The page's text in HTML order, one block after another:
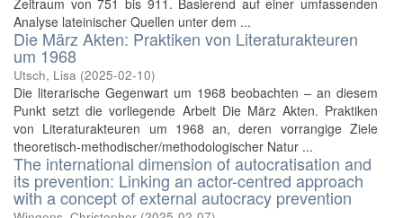
Zeitraum von 751 bis 911. Basierend auf einer umfassenden
Analyse lateinischer Quellen unter dem ...
Die März Akten: Praktiken von Literaturakteuren
um 1968
Utsch, Lisa (2025-02-10)
Die literarische Gegenwart um 1968 beobachten – an diesem
Punkt setzt die vorliegende Arbeit Die März Akten. Praktiken
von Literaturakteuren um 1968 an, deren vorrangige Ziele
theoretisch-methodischer/methodologischer Natur ...
The international dimension of autocratisation and
its prevention: Linking an actor-centred approach
with a concept of external autocracy prevention